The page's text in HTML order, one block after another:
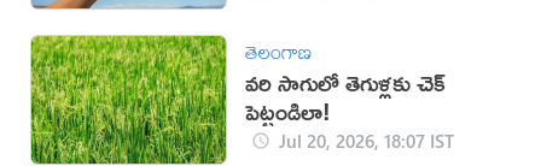
తెలంగాణ
వరి సాగులో తెగుళ్లకు చెక్
పెట్టండిలా!
Jul 20, 2026, 18:07 IST